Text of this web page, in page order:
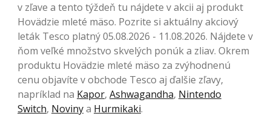
v zľave a tento týždeň tu nájdete v akcii aj produkt
Hovädzie mleté ​​mäso. Pozrite si aktuálny akciový
leták Tesco platný 05.08.2026 - 11.08.2026. Nájdete v
ňom veľké množstvo skvelých ponúk a zliav. Okrem
produktu Hovädzie mleté ​​mäso za zvýhodnenú
cenu objavíte v obchode Tesco aj ďalšie zľavy,
napríklad na Kapor, Ashwagandha, Nintendo
Switch, Novinya Hurmikaki.